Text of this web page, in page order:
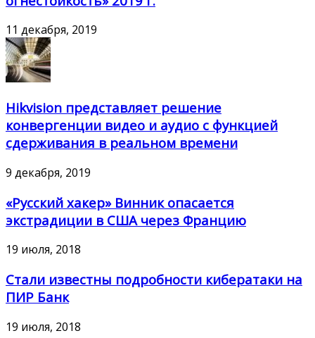
11 декабря, 2019
Hikvision представляет решение
конвергенции видео и аудио с функцией
сдерживания в реальном времени
9 декабря, 2019
«Русский хакер» Винник опасается
экстрадиции в США через Францию
19 июля, 2018
Стали известны подробности кибератаки на
ПИР Банк
19 июля, 2018